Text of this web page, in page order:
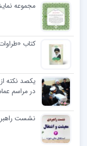
مجموعه
کتاب
یکصد نکته
در مراسم
نشست